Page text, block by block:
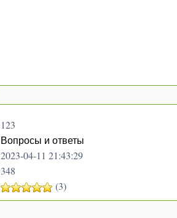
123
Вопросы и ответы
2023-04-11 21:43:29
348
(3)